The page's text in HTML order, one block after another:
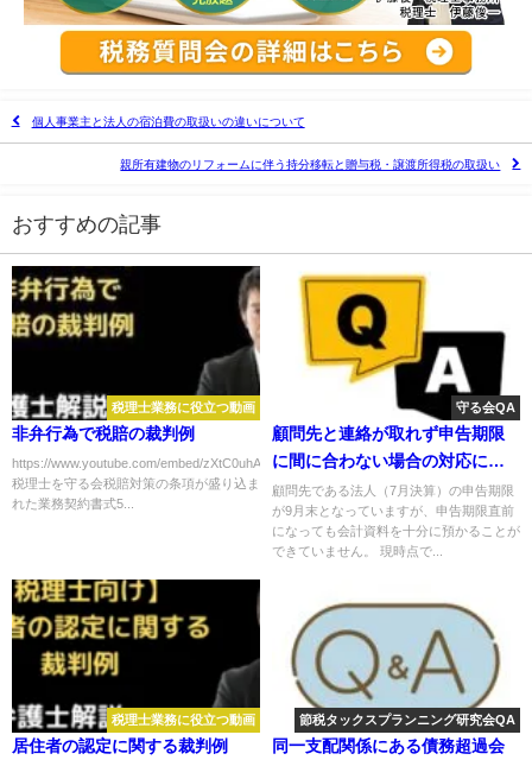
個人事業主と法人の宿泊費の取扱いの違いについて
親所有建物のリフォームに伴う持分移転と贈与税・譲渡所得税の取扱い
おすすめの記事
税理士業務に役立つ動画
非弁行為で税賠の裁判例
https://www.youtube.com/embed/zXtC0uhA7Jc
税理士を守る会税賠対策の条項が盛り込ま
れた業務契約書式5...
守る会QA
顧問先と連絡が取れず申告期限
に間に合わない場合の対応につ
いて
顧問先である法人（7月決算）の申告期限
が9月末となっていますが、申告期限直前
になっても会計資料を十分に預かることが
できていません。 現時点で...
税理士業務に役立つ動画
居住者の認定に関する裁判例
節税タックスプランニング研究会QA
同一支配関係にある債務超過会